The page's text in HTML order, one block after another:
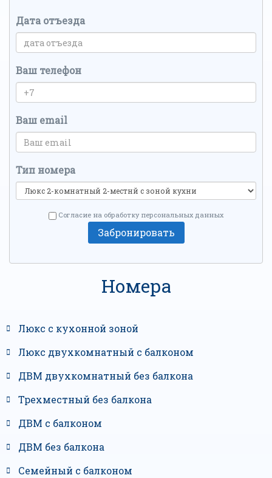
Дата отъезда
Ваш телефон
Ваш email
Тип номера
Согласие на обработку персональных данных
Забронировать
Номера
Люкс с кухонной зоной
Люкс двухкомнатный с балконом
ДВМ двухкомнатный без балкона
Трехместный без балкона
ДВМ с балконом
ДВМ без балкона
Семейный с балконом